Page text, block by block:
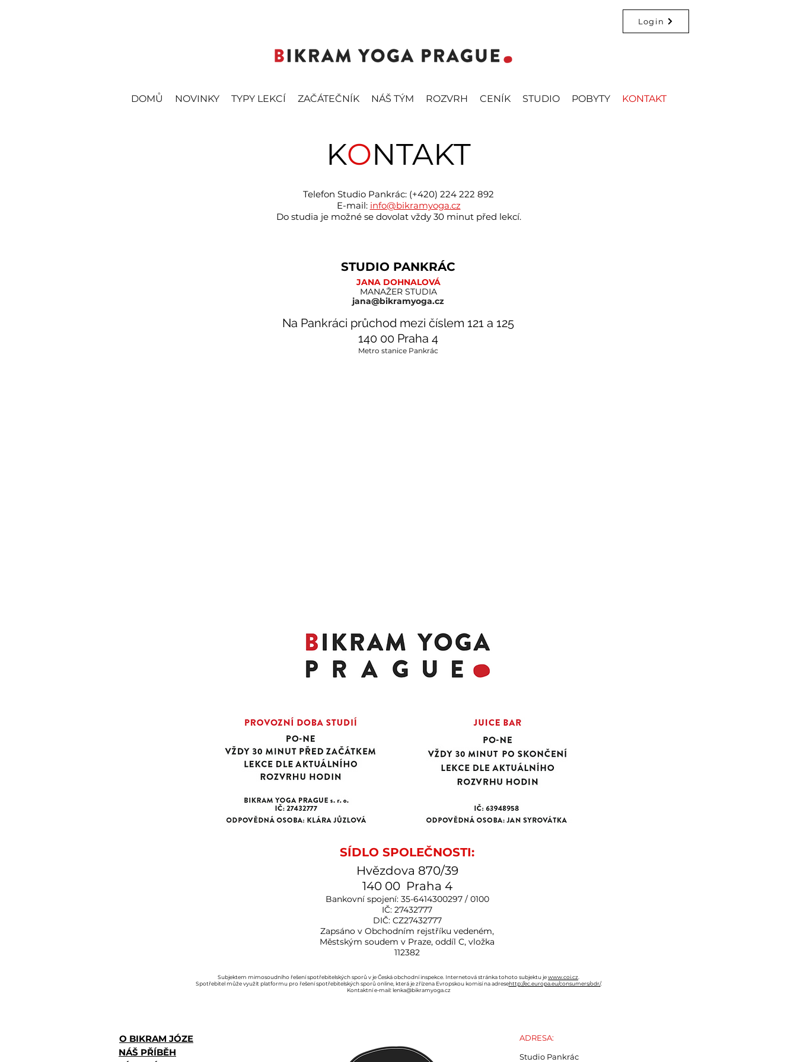
Login
DOMŮ NOVINKY TYPY LEKCÍ ZAČÁTEČNÍK NÁŠ TÝM ROZVRH CENÍK STUDIO POBYTY KONTAKT
KONTAKT
Telefon Studio Pankrác: (+420) 224 222 892
E-mail: info@bikramyoga.cz
Do studia je možné se dovolat vždy 30 minut před lekcí.
STUDIO PANKRÁC
JANA DOHNALOVÁ
MANAŽER STUDIA
jana@bikramyoga.cz
Na Pankráci průchod mezi číslem 121 a 125
140 00 Praha 4
Metro stanice Pankrác
SÍDLO SPOLEČNOSTI:
Hvězdova 870/39
140 00 Praha 4
Bankovní spojení: 35-6414300297 / 0100
IČ: 27432777
DIČ: CZ27432777
Zapsáno v Obchodním rejstříku vedeném,
Městským soudem v Praze, oddíl C, vložka
112382
Subjektem mimosoudního řešení spotřebitelských sporů v je Česká obchodní inspekce. Internetová stránka tohoto subjektu jewww.coi.cz
Spotřebitel může využít platformu pro řešení spotřebitelských sporů online, která je zřízena Evropskou komisí na adresehttp://ec.europa.eu/consumers/odr/.
Kontaktní e-mail:lenka@bikramyoga.cz
O BIKRAM JÓZE
NÁŠ PŘÍBĚH
ADRESA:
Studio Pankrác